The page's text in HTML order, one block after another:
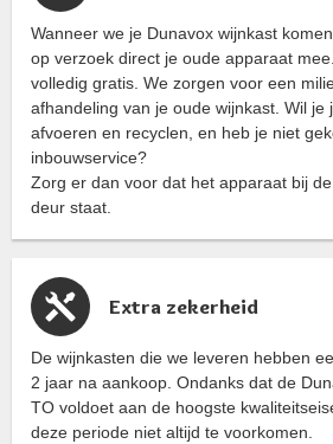
Wanneer we je Dunavox wijnkast
op verzoek direct je oude apparaat
volledig gratis. We zorgen voor een
afhandeling van je oude wijnkast. Wil je
afvoeren en recyclen, en heb je niet
inbouwservice?
Zorg er dan voor dat het apparaat bij
deur staat.
Extra zekerheid
De wijnkasten die we leveren hebben
2 jaar na aankoop. Ondanks dat de
TO voldoet aan de hoogste
deze periode niet altijd te voorkomen.